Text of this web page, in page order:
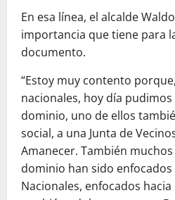
En esa línea, el alcalde
importancia que tiene para
documento.
“Estoy muy contento
nacionales, hoy día
dominio, uno de ellos
social, a una Junta de
Amanecer. También
dominio han sido enfocados
Nacionales, enfocados